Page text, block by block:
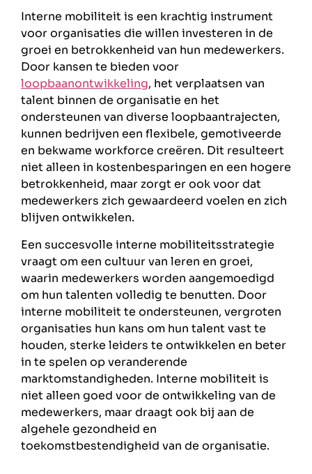
Interne mobiliteit is een krachtig instrument
voor organisaties die willen investeren in de
groei en betrokkenheid van hun medewerkers.
Door kansen te bieden voor
loopbaanontwikkeling, het verplaatsen van
talent binnen de organisatie en het
ondersteunen van diverse loopbaantrajecten,
kunnen bedrijven een flexibele, gemotiveerde
en bekwame workforce creëren. Dit resulteert
niet alleen in kostenbesparingen en een hogere
betrokkenheid, maar zorgt er ook voor dat
medewerkers zich gewaardeerd voelen en zich
blijven ontwikkelen.
Een succesvolle interne mobiliteitsstrategie
vraagt om een cultuur van leren en groei,
waarin medewerkers worden aangemoedigd
om hun talenten volledig te benutten. Door
interne mobiliteit te ondersteunen, vergroten
organisaties hun kans om hun talent vast te
houden, sterke leiders te ontwikkelen en beter
in te spelen op veranderende
marktomstandigheden. Interne mobiliteit is
niet alleen goed voor de ontwikkeling van de
medewerkers, maar draagt ook bij aan de
algehele gezondheid en
toekomstbestendigheid van de organisatie.